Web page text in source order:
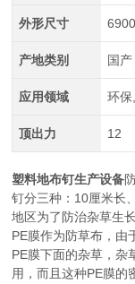
外形尺寸
产地类别 国产
应用领域 环保
顶出力 12
塑料地布钉生产设备
钉分三种：10厘米长
地区为了防治杂草生
PE膜作为防草布，由
PE膜下面的杂草，杂
用，而且这种PE膜的